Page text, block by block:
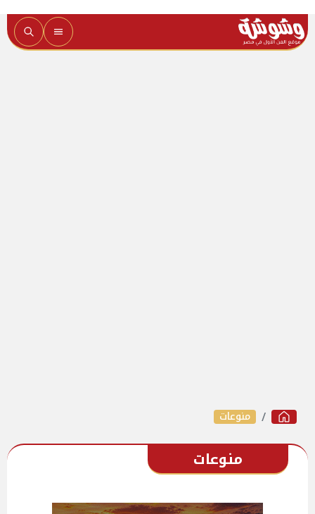
منوعات
منوعات